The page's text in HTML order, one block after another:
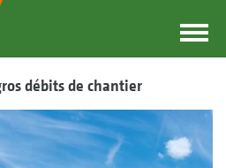
débits de chantier